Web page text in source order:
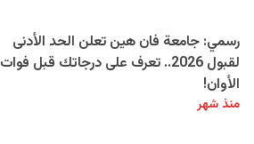
رسمي: جامعة فان هين تعلن الحد الأدنى
لقبول 2026.. تعرف على درجاتك قبل فوات
الأوان!
منذ شهر